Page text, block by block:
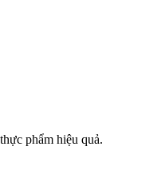
phẩm hiệu quả.